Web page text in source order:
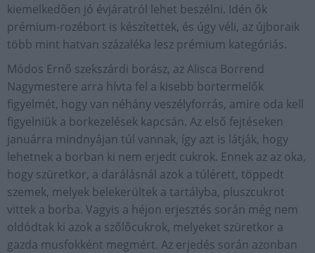
kiemelkedően jó évjáratról lehet beszélni. Idén ők
prémium-­rozébort is készítettek, és úgy véli, az újboraik
több mint hatvan százaléka lesz prémium kategóriás.
Módos Ernő szekszárdi borász, az Alisca Borrend
Nagymestere arra hívta fel a kisebb bortermelők
figyelmét, hogy van néhány veszélyforrás, amire oda kell
figyelniük a borkezelések kapcsán. Az első fejtéseken
januárra mindnyájan túl vannak, így azt is látják, hogy
lehetnek a borban ki nem erjedt cukrok. Ennek az az oka,
hogy szüretkor, a darálásnál azok a túlérett, töppedt
szemek, melyek belekerültek a tartályba, pluszcukrot
vittek a borba. Vagyis a héjon erjesztés során még nem
oldódtak ki azok a szőlőcukrok, melyeket szüretkor a
gazda musfokként megmért. Az erjedés során azonban